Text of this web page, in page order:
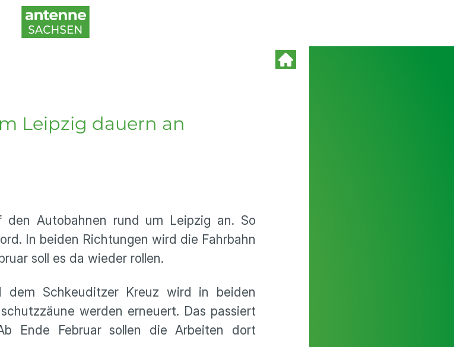
Leipzig dauern an
Autobahnen rund um Leipzig an. So
In beiden Richtungen wird die Fahrbahn
soll es da wieder rollen.
dem Schkeuditzer Kreuz wird in beiden
werden erneuert. Das passiert
Ende Februar sollen die Arbeiten dort